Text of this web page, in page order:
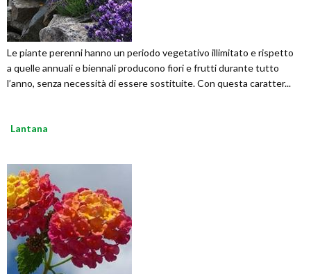
Le piante perenni hanno un periodo vegetativo illimitato e rispetto
a quelle annuali e biennali producono fiori e frutti durante tutto
l’anno, senza necessità di essere sostituite. Con questa caratter...
Lantana